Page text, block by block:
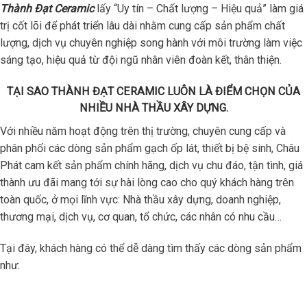
Thành Đạt Ceramiclấy “Uy tín – Chất lượng – Hiệu quả” làm giá
trị cốt lõi để phát triển lâu dài nhằm cung cấp sản phẩm chất
lượng, dịch vụ chuyên nghiệp song hành với môi trường làm việc
sáng tạo, hiệu quả từ đội ngũ nhân viên đoàn kết, thân thiện.
TẠI SAO THÀNH ĐẠT CERAMIC LUÔN LÀ ĐIỂM CHỌN CỦA
NHIỀU NHÀ THẦU XÂY DỰNG.
Với nhiều năm hoạt động trên thị trường, chuyên cung cấp và
phân phối các dòng sản phẩm gạch ốp lát, thiết bị bệ sinh, Châu
Phát cam kết sản phẩm chính hãng, dịch vụ chu đáo, tận tình, giá
thành ưu đãi mang tới sự hài lòng cao cho quý khách hàng trên
toàn quốc, ở mọi lĩnh vực: Nhà thầu xây dựng, doanh nghiệp,
thương mại, dịch vụ, cơ quan, tổ chức, các nhân có nhu cầu…
Tại đây, khách hàng có thể dễ dàng tìm thấy các dòng sản phẩm
như: